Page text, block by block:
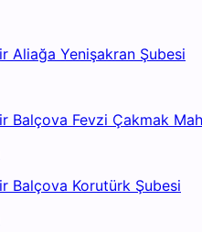
Aliağa Yenişakran Şubesi
Balçova Fevzi Çakmak
Balçova Korutürk Şubesi